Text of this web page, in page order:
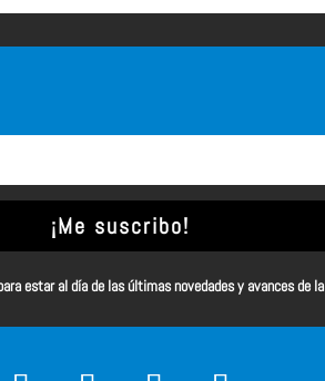
¡Me suscribo!
estar al día de las últimas novedades y avances de